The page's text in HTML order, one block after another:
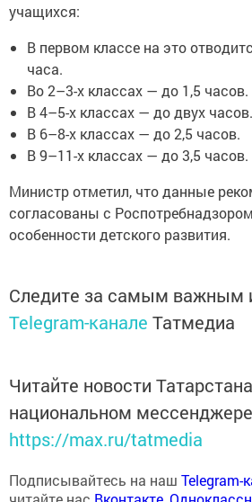
учащихся:
В первом классе на это
часа.
Во 2–3-х классах — до 1,5 часов.
В 4–5-х классах — до двух часов.
В 6–8-х классах — до 2,5 часов.
В 9–11-х классах — до 3,5 часов.
Министр отметил, что данные
согласованы с
особенности детского развития.
Следите за самым важным
Telegram-канале Татмедиа
Читайте новости
национальном
https://max.ru/tatmedia
Подписывайтесь на наш Telegram-